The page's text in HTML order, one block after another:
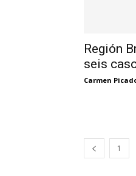
Región
seis
Carmen
1